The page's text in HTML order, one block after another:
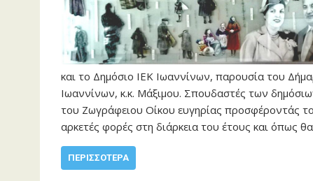
και το Δημόσιο ΙΕΚ Ιωαννίνων, παρουσία του
Ιωαννίνων, κ.κ. Μάξιμου. Σπουδαστές των
του Ζωγράφειου Οίκου ευγηρίας προσφέροντάς
αρκετές φορές στη διάρκεια του έτους και όπως
ΠΕΡΙΣΣΌΤΕΡΑ